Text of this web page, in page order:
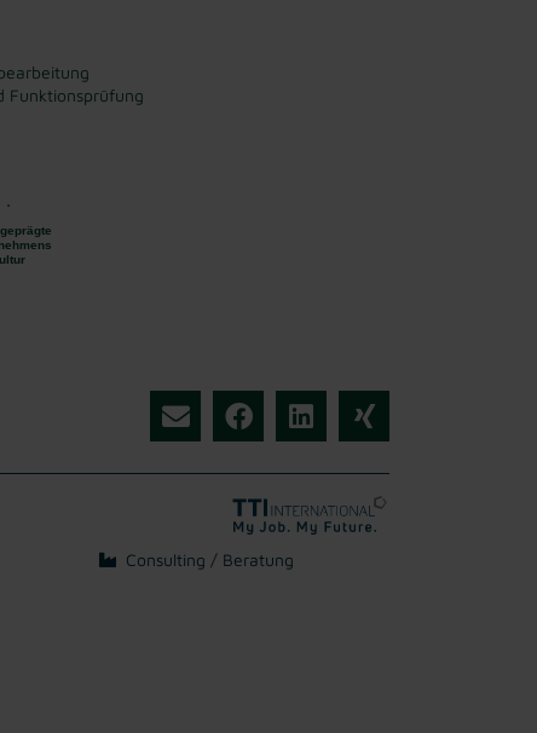
Funktionsprüfung
Consulting / Beratung